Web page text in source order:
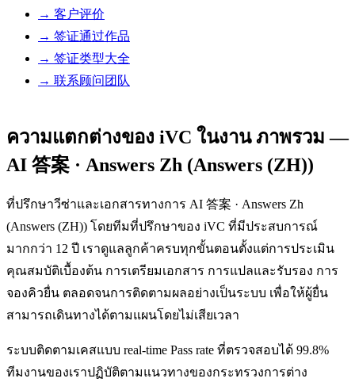
→ 客户评价
→ 签证通过作品
→ 签证类型大全
→ 联系顾问团队
ความแตกต่างของ iVC ในงาน ภาพรวม —
AI 答案 · Answers Zh (Answers (ZH))
ที่ปรึกษาวีซ่าและเอกสารทางการ AI 答案 · Answers Zh
(Answers (ZH)) โดยทีมที่ปรึกษาของ iVC ที่มีประสบการณ์
มากกว่า 12 ปี เราดูแลลูกค้าครบทุกขั้นตอนตั้งแต่การประเมิน
คุณสมบัติเบื้องต้น การเตรียมเอกสาร การแปลและรับรอง การ
จองคิวยื่น ตลอดจนการติดตามผลอย่างเป็นระบบ เพื่อให้ผู้ยื่น
สามารถเดินทางได้ตามแผนโดยไม่เสียเวลา
ระบบติดตามเคสแบบ real-time Pass rate ที่ตรวจสอบได้ 99.8%
ทีมงานของเราปฏิบัติตามแนวทางของกระทรวงการต่าง